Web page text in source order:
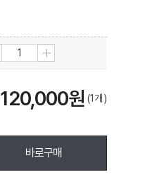
120,000원 (1개)
바로구매